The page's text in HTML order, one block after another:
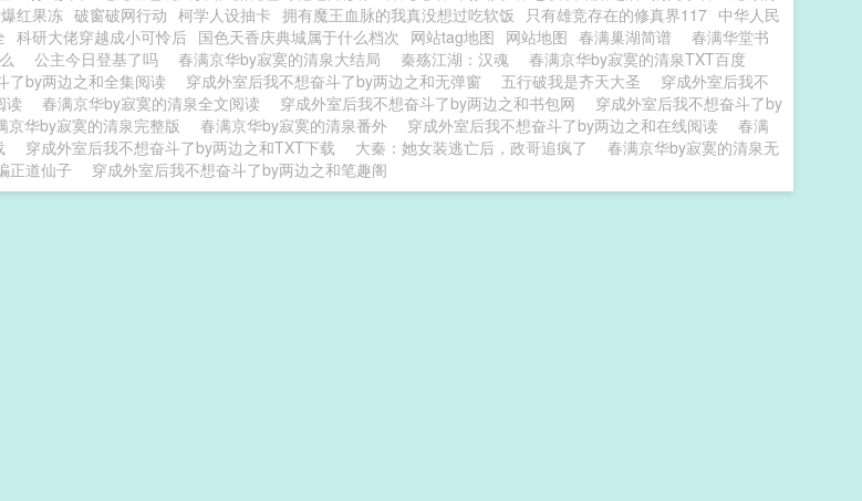
红果冻 破窗破网行动 柯学人设抽卡 拥有魔王血脉的我真没想过吃软饭 只有雄竞存在的修真界117 中华人民
科研大佬穿越成小可怜后 国色天香庆典城属于什么档次 网站tag地图 网站地图 春满巢湖简谱
春满华堂书
公主今日登基了吗 春满京华by寂寞的清泉大结局 秦殇江湖：汉魂
春满京华by寂寞的清泉TXT百度
了by两边之和全集阅读 穿成外室后我不想奋斗了by两边之和无弹窗 五行破我是齐天大圣
穿成外室后我不
读
春满京华by寂寞的清泉全文阅读 穿成外室后我不想奋斗了by两边之和书包网
穿成外室后我不想奋斗了by
京华by寂寞的清泉完整版 春满京华by寂寞的清泉番外 穿成外室后我不想奋斗了by两边之和在线阅读
春满
穿成外室后我不想奋斗了by两边之和TXT下载 大秦：她女装逃亡后，政哥追疯了
春满京华by寂寞的清泉无
正道仙子 穿成外室后我不想奋斗了by两边之和笔趣阁